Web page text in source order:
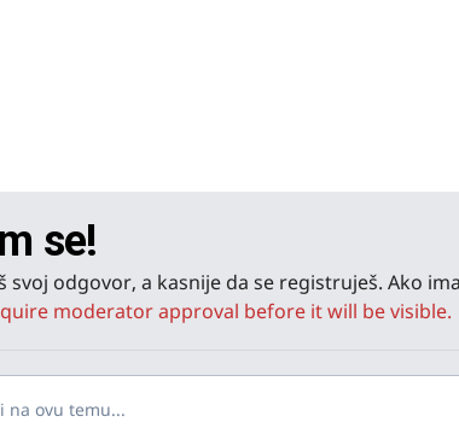
se!
svoj odgovor, a kasnije da se registruješ. Ako
moderator approval before it will be visible.
na ovu temu...